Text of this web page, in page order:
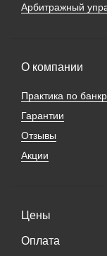
Арбитражный
О компании
Практика по
Гарантии
Отзывы
Акции
Цены
Оплата